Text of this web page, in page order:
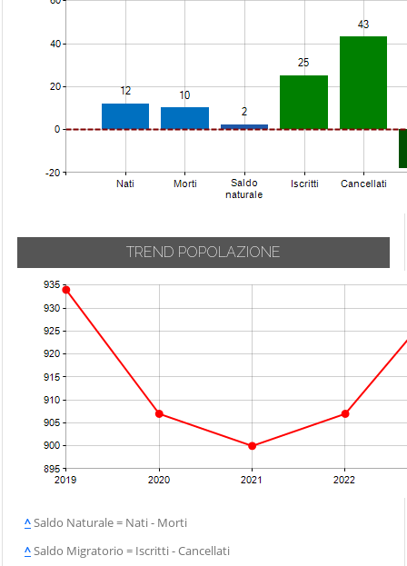
TREND POPOLAZIONE
^Saldo Naturale = Nati - Morti
^Saldo Migratorio = Iscritti - Cancellati